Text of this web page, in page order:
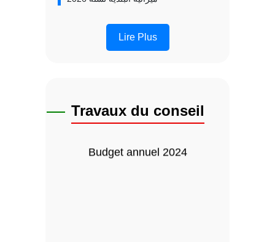
Lire Plus
Travaux du conseil
Budget annuel 2024